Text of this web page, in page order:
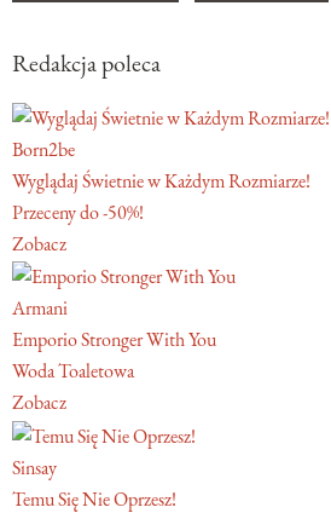
Redakcja poleca
Born2be
Wyglądaj Świetnie w Każdym Rozmiarze!
Przeceny do -50%!
Zobacz
Armani
Emporio Stronger With You
Woda Toaletowa
Zobacz
Sinsay
Temu Się Nie Oprzesz!